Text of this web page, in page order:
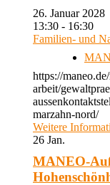
26. Januar 2028
13:30 - 16:30
Familien- und
https://
arbeit/
marzahn-nord/
Weitere
26 Jan.
MANEO-